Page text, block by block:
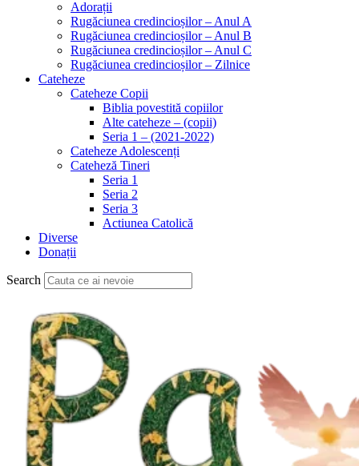
Adorații
Rugăciunea credincioșilor – Anul A
Rugăciunea credincioșilor – Anul B
Rugăciunea credincioșilor – Anul C
Rugăciunea credincioșilor – Zilnice
Cateheze
Cateheze Copii
Biblia povestită copiilor
Alte cateheze – (copii)
Seria 1 – (2021-2022)
Cateheze Adolescenți
Cateheză Tineri
Seria 1
Seria 2
Seria 3
Actiunea Catolică
Diverse
Donații
Search